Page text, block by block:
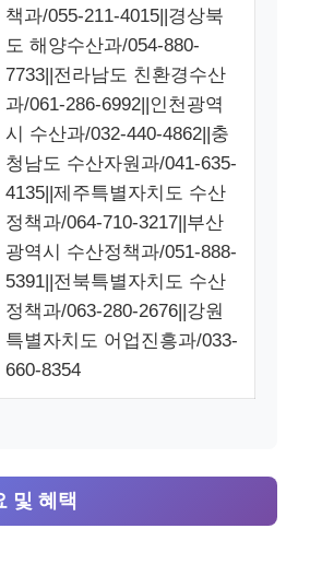
책과/055-211-4015||경상북
도 해양수산과/054-880-
7733||전라남도 친환경수산
과/061-286-6992||인천광역
시 수산과/032-440-4862||충
청남도 수산자원과/041-635-
4135||제주특별자치도 수산
정책과/064-710-3217||부산
광역시 수산정책과/051-888-
5391||전북특별자치도 수산
정책과/063-280-2676||강원
특별자치도 어업진흥과/033-
660-8354
및 혜택